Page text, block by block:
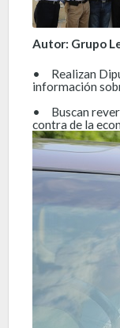
Autor: Grupo
•
Realizan
información
•
Buscan
contra de la